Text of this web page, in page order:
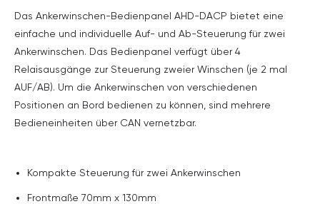
Das Ankerwinschen-Bedienpanel AHD-DACP bietet eine
einfache und individuelle Auf- und Ab-Steuerung für zwei
Ankerwinschen. Das Bedienpanel verfügt über 4
Relaisausgänge zur Steuerung zweier Winschen (je 2 mal
AUF/AB). Um die Ankerwinschen von verschiedenen
Positionen an Bord bedienen zu können, sind mehrere
Bedieneinheiten über CAN vernetzbar.
Kompakte Steuerung für zwei Ankerwinschen
Frontmaße 70mm x 130mm